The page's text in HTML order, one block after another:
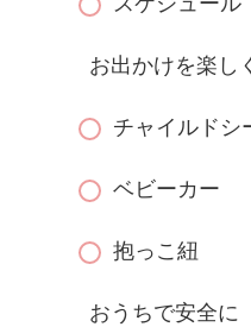
お出かけを楽し
チャイルドシ
ベビーカー
抱っこ紐
おうちで安全に